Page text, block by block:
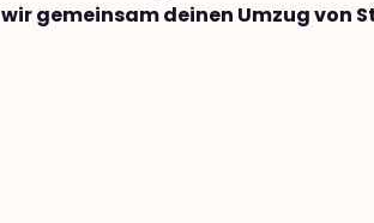
wir gemeinsam deinen Umzug von